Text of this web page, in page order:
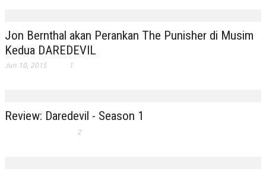
Jon Bernthal akan Perankan The Punisher di Musim
Kedua DAREDEVIL
Jun 10, 2015 1
Review: Daredevil - Season 1
2